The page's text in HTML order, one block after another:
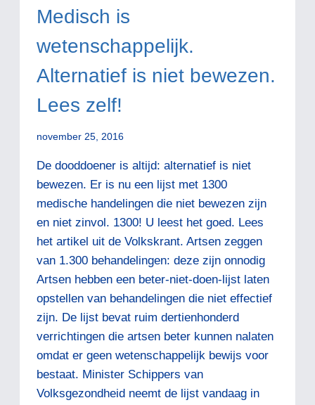
Medisch is
wetenschappelijk.
Alternatief is niet bewezen.
Lees zelf!
november 25, 2016
De dooddoener is altijd: alternatief is niet
bewezen. Er is nu een lijst met 1300
medische handelingen die niet bewezen zijn
en niet zinvol. 1300! U leest het goed. Lees
het artikel uit de Volkskrant. Artsen zeggen
van 1.300 behandelingen: deze zijn onnodig
Artsen hebben een beter-niet-doen-lijst laten
opstellen van behandelingen die niet effectief
zijn. De lijst bevat ruim dertienhonderd
verrichtingen die artsen beter kunnen nalaten
omdat er geen wetenschappelijk bewijs voor
bestaat. Minister Schippers van
Volksgezondheid neemt de lijst vandaag in